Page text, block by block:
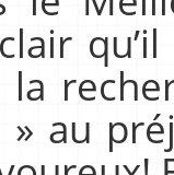
au